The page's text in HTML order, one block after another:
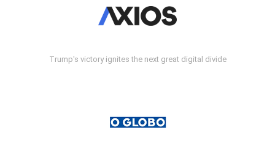
Trump's victory ignites the next great digital divide